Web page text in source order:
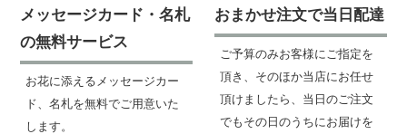
メッセージカード・名札
の無料サービス
お花に添えるメッセージカー
ド、名札を無料でご用意いた
します。
おまかせ注文で当日配達
ご予算のみお客様にご指定を
頂き、そのほか当店にお任せ
頂けましたら、当日のご注文
でもその日のうちにお届けを